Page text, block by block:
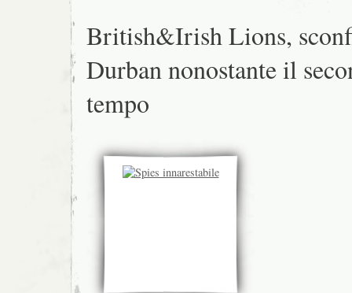
British&Irish Lions,
Durban nonostante il
tempo